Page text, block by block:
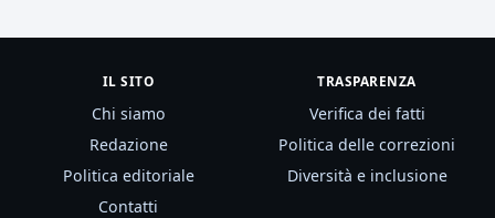
IL SITO
Chi siamo
Redazione
Politica editoriale
Contatti
TRASPARENZA
Verifica dei fatti
Politica delle correzioni
Diversità e inclusione